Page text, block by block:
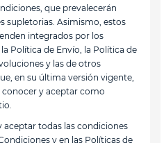
que prevalecerán
supletorias. Asimismo, estos
integrados por los
Política de Envío, la Política de
y las de otros
en su última versión vigente,
y aceptar como
aceptar todas las condiciones
y en las Políticas de